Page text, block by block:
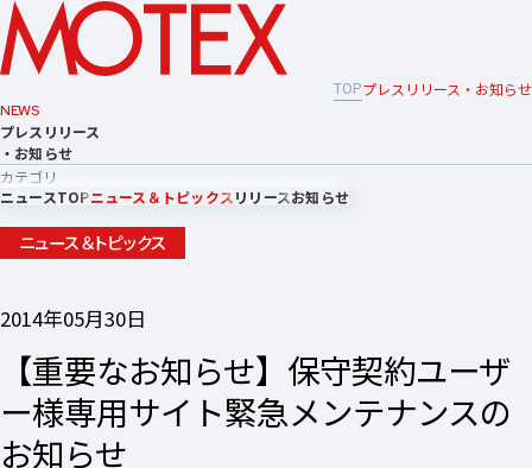
TOPプレスリリース・お知らせ
NEWS
プレスリリース
・お知らせ
カテゴリ
ニュースTOPニュース＆トピックスリリースお知らせ
ニュース＆トピックス
2014年05月30日
【重要なお知らせ】保守契約ユーザ
ー様専用サイト緊急メンテナンスの
お知らせ